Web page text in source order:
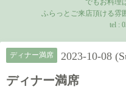
でもお料理
ふらっとご来店頂ける雰
tel :
ディナー満席 2023-10-08
ディナー満席